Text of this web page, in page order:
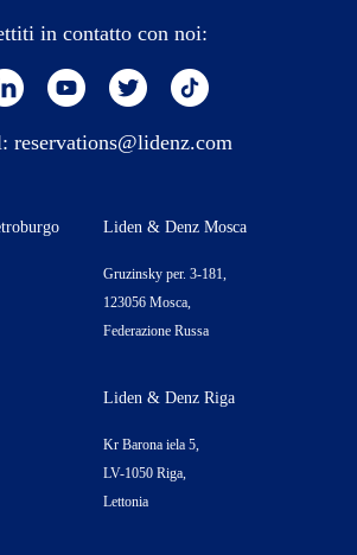
in contatto con noi:
reservations@lidenz.com
Liden & Denz Mosca
Gruzinsky per. 3-181,
123056 Mosca,
Federazione Russa
Liden & Denz Riga
Kr Barona iela 5,
LV-1050 Riga,
Lettonia